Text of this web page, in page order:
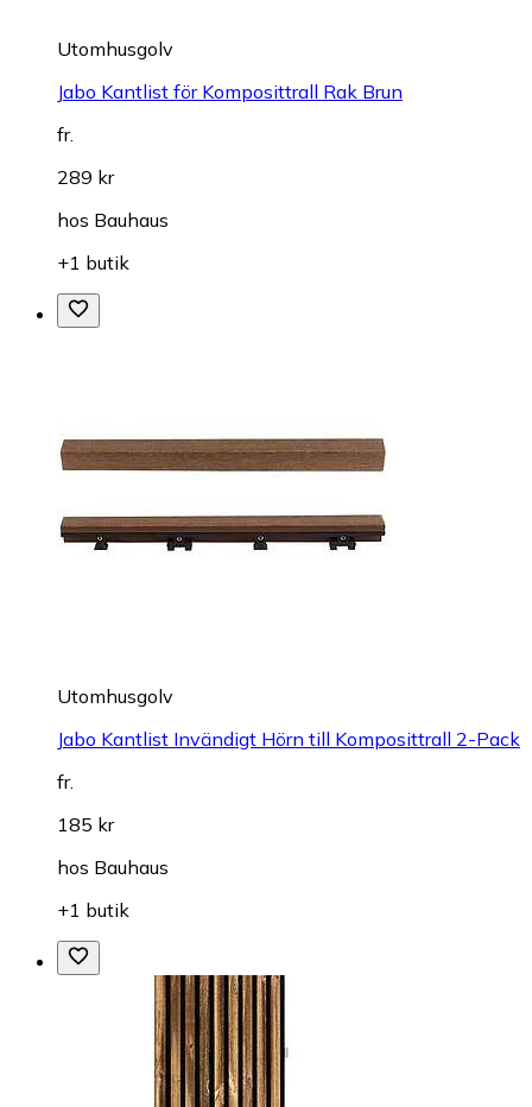
Utomhusgolv
Jabo Kantlist för Komposittrall Rak Brun
fr.
289 kr
hos Bauhaus
+1 butik
Utomhusgolv
Jabo Kantlist Invändigt Hörn till Komposittrall 2-Pack
fr.
185 kr
hos Bauhaus
+1 butik